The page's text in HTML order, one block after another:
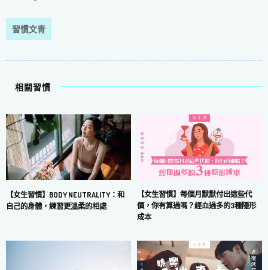
習慣文青
相關習慣
【女生習慣】BODY NEUTRALITY：和
自己的身體，練習更溫柔的相處
【女生習慣】每個月默默付出這些代
價，你有算過嗎？經血過多的3種隱形
成本